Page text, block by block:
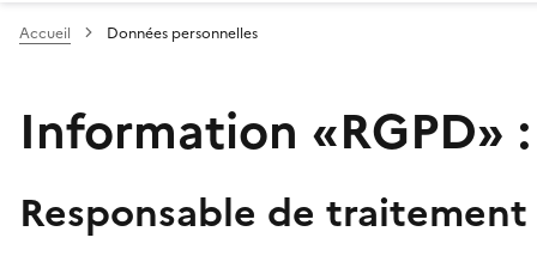
Accueil Données personnelles
Information «RGPD»
Responsable de traitement